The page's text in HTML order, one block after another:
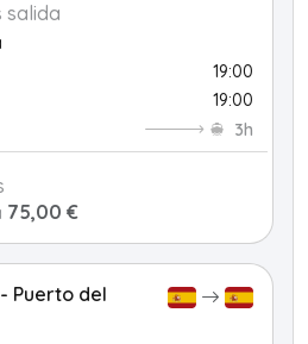
salida
19:00
19:00
3h
75,00 €
Puerto del